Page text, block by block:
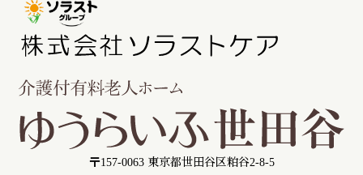
〒157-0063 東京都世田谷区粕谷2-8-5